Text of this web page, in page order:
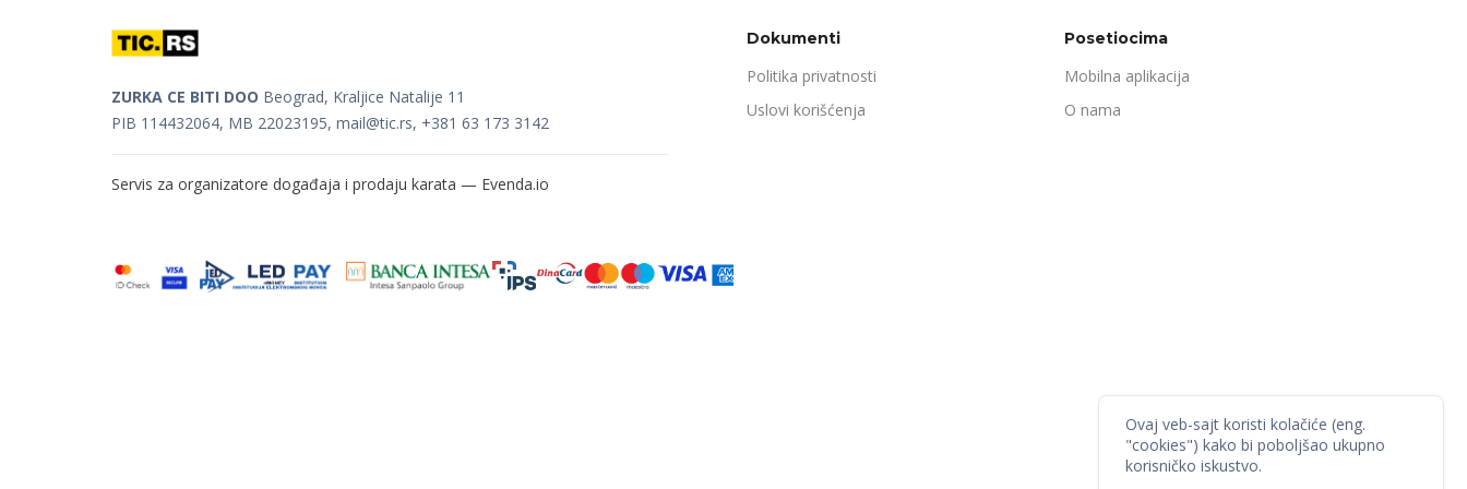
ZURKA CE BITI DOO Beograd, Kraljice Natalije 11
PIB 114432064, MB 22023195, mail@tic.rs, +381 63 173 3142
Servis za organizatore događaja i prodaju karata — Evenda.io
Dokumenti
Politika privatnosti
Uslovi korišćenja
Posetiocima
Mobilna aplikacija
O nama
Ovaj veb-sajt koristi kolačiće (eng.
"cookies") kako bi poboljšao ukupno
korisničko iskustvo.